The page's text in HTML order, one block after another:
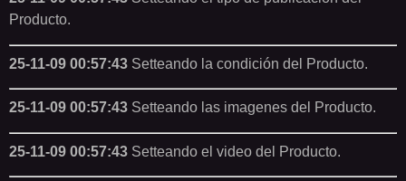
Producto.
25-11-09 00:57:43 Setteando la condición del Producto.
25-11-09 00:57:43 Setteando las imagenes del Producto.
25-11-09 00:57:43 Setteando el video del Producto.